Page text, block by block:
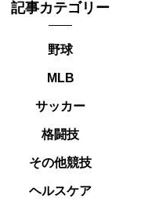
記事カテゴリー
野球
MLB
サッカー
格闘技
その他競技
ヘルスケア